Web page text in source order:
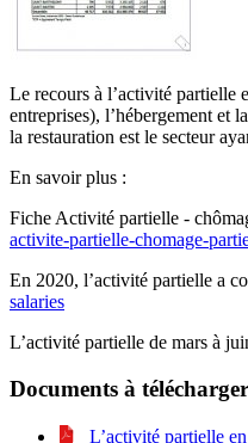
Le recours à l’activité partielle
entreprises), l’hébergement et
la restauration est le secteur
En savoir plus :
Fiche Activité partielle -
activite-partielle-chomage-
En 2020, l’activité partielle a
salaries
L’activité partielle de mars à
Documents à
L’activité partielle